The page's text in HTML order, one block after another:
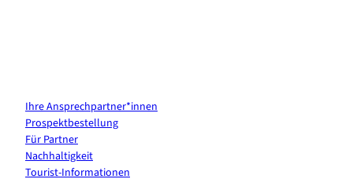
Ihre Ansprechpartner*innen
Prospektbestellung
Für Partner
Nachhaltigkeit
Tourist-Informationen